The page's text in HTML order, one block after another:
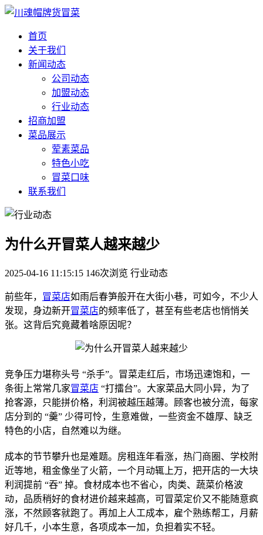
首页
关于我们
新闻动态
公司动态
加盟动态
行业动态
招商加盟
菜品展示
荤素菜品
特色小吃
冒菜口味
联系我们
为什么开冒菜人越来越少
2025-04-16 11:15:15 146次浏览 行业动态
前些年， 冒菜店如雨后春笋般开在大街小巷，可如今，不少人
发现，身边新开冒菜店的频率低了，甚至有些老店也悄悄关
张。这背后究竟藏着啥原因呢？
竞争压力堪称头号 “杀手”。冒菜走红后，市场迅速饱和，一
条街上常常几家冒菜店 “打擂台”。大家菜品大同小异，为了
抢客源，只能拼价格，利润被越压越薄。顾客也被分流，每家
店分到的 “羹” 少得可怜，生意难做，一些资金不雄厚、缺乏
特色的小店，自然难以为继。
成本的节节攀升也是难题。房租连年看涨，热门商圈、学校附
近等地，租金像坐了火箭，一个月动辄上万，把开店的一大块
利润提前 “吞” 掉。食材成本也不省心，肉类、蔬菜价格波
动，品质稍好的食材进价越来越高，可冒菜定价又不能随意疯
涨，不然顾客就跑了。再加上人工成本，雇个熟练帮工，月薪
好几千，小本生意，各项成本一加，负担着实不轻。